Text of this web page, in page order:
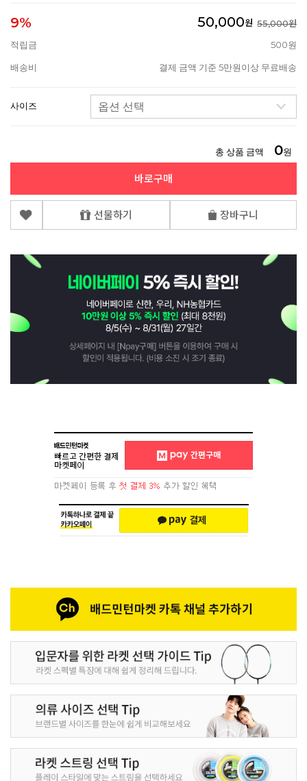
9% 50,000원 55,000원
적립금
500원
배송비 결제 금액 기준 5만원이상 무료배송
사이즈
총 상품 금액 0원
바로구매
선물하기 장바구니